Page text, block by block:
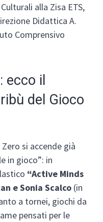
alla Zisa ETS,
Didattica A.
Comprensivo
ecco il
del Gioco
si accende già
in gioco”: in
“Active Minds
e Sonia Scalco (in
a tornei, giochi da
pensati per le